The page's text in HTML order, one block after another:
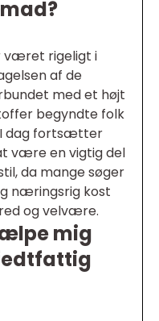
været rigeligt i
af de
med et højt
begyndte folk
dag fortsætter
være en vigtig del
da mange søger
næringsrig kost
og velvære.
mig